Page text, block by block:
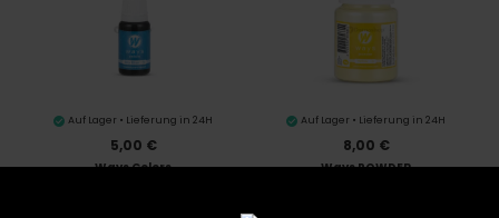
Auf Lager • Lieferung in 24H
5,00 €
Ways Colors
Auf Lager • Lieferung in 24H
8,00 €
Ways POWDER